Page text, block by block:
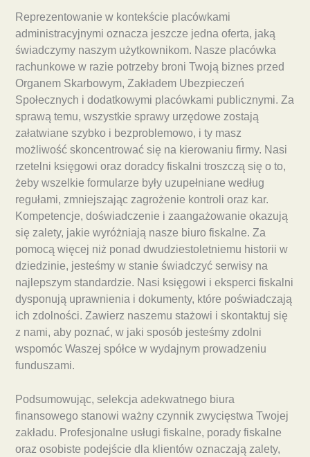
Reprezentowanie w kontekście placówkami
administracyjnymi oznacza jeszcze jedna oferta, jaką
świadczymy naszym użytkownikom. Nasze placówka
rachunkowe w razie potrzeby broni Twoją biznes przed
Organem Skarbowym, Zakładem Ubezpieczeń
Społecznych i dodatkowymi placówkami publicznymi. Za
sprawą temu, wszystkie sprawy urzędowe zostają
załatwiane szybko i bezproblemowo, i ty masz
możliwość skoncentrować się na kierowaniu firmy. Nasi
rzetelni księgowi oraz doradcy fiskalni troszczą się o to,
żeby wszelkie formularze były uzupełniane według
regułami, zmniejszając zagrożenie kontroli oraz kar.
Kompetencje, doświadczenie i zaangażowanie okazują
się zalety, jakie wyróżniają nasze biuro fiskalne. Za
pomocą więcej niż ponad dwudziestoletniemu historii w
dziedzinie, jesteśmy w stanie świadczyć serwisy na
najlepszym standardzie. Nasi księgowi i eksperci fiskalni
dysponują uprawnienia i dokumenty, które poświadczają
ich zdolności. Zawierz naszemu stażowi i skontaktuj się
z nami, aby poznać, w jaki sposób jesteśmy zdolni
wspomóc Waszej spółce w wydajnym prowadzeniu
funduszami.
Podsumowując, selekcja adekwatnego biura
finansowego stanowi ważny czynnik zwycięstwa Twojej
zakładu. Profesjonalne usługi fiskalne, porady fiskalne
oraz osobiste podejście dla klientów oznaczają zalety,